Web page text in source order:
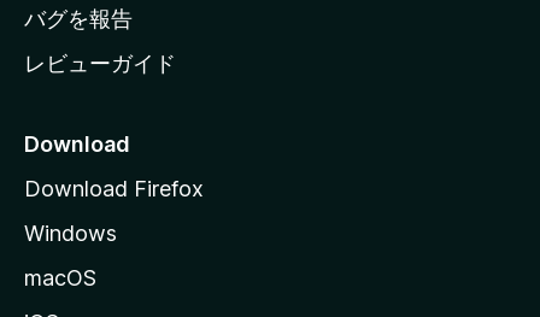
へ
バグを報告
レビューガイド
Download
Download Firefox
Windows
macOS